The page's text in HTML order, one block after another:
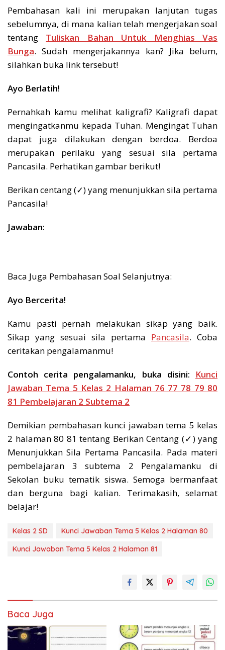
Pembahasan kali ini merupakan lanjutan tugas
sebelumnya, di mana kalian telah mengerjakan soal
tentang Tuliskan Bahan Untuk Menghias Vas
Bunga. Sudah mengerjakannya kan? Jika belum,
silahkan buka link tersebut!
Ayo Berlatih!
Pernahkah kamu melihat kaligrafi? Kaligrafi dapat
mengingatkanmu kepada Tuhan. Mengingat Tuhan
dapat juga dilakukan dengan berdoa. Berdoa
merupakan perilaku yang sesuai sila pertama
Pancasila. Perhatikan gambar berikut!
Berikan centang (✓) yang menunjukkan sila pertama
Pancasila!
Jawaban:
Baca Juga Pembahasan Soal Selanjutnya:
Ayo Bercerita!
Kamu pasti pernah melakukan sikap yang baik.
Sikap yang sesuai sila pertama Pancasila. Coba
ceritakan pengalamanmu!
Contoh cerita pengalamanku, buka disini: Kunci
Jawaban Tema 5 Kelas 2 Halaman 76 77 78 79 80
81 Pembelajaran 2 Subtema 2
Demikian pembahasan kunci jawaban tema 5 kelas
2 halaman 80 81 tentang Berikan Centang (✓) yang
Menunjukkan Sila Pertama Pancasila. Pada materi
pembelajaran 3 subtema 2 Pengalamanku di
Sekolan buku tematik siswa. Semoga bermanfaat
dan berguna bagi kalian. Terimakasih, selamat
belajar!
Kelas 2 SD
Kunci Jawaban Tema 5 Kelas 2 Halaman 80
Kunci Jawaban Tema 5 Kelas 2 Halaman 81
Baca Juga